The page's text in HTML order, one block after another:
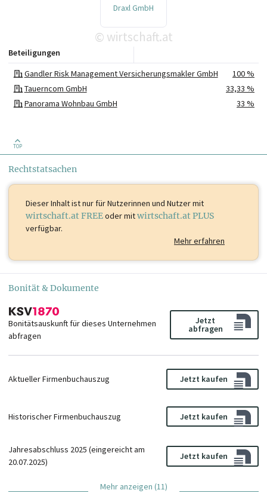
Draxl GmbH
© wirtschaft.at
Gandler Risk Management Versicherungsmakler GmbH
100 %
Tauerncom GmbH
33,33 %
Panorama Wohnbau GmbH
33 %
Beteiligungen
TOP
Rechtstatsachen
Dieser Inhalt istnur für Nutzerinnen und Nutzer mit
wirtschaft.at FREEoder mitwirtschaft.at PLUS
verfügbar.
Mehr erfahren
Bonität & Dokumente
Bonitätsauskunft für dieses Unternehmen
abfragen
Jetzt
abfragen
Aktueller Firmenbuchauszug Jetzt kaufen
Historischer Firmenbuchauszug Jetzt kaufen
Jahresabschluss 2025 (eingereicht am
20.07.2025)
Jetzt kaufen
Mehr anzeigen (11)